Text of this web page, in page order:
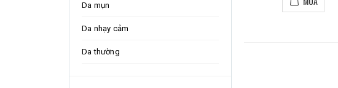
Da mụn
Da nhạy cảm
Da thường